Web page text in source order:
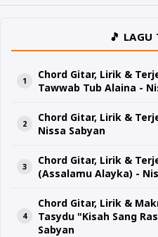
🎵 LAGU
Chord Gitar, Lirik &
Tawwab Tub Alaina -
Chord Gitar, Lirik &
Nissa Sabyan
Chord Gitar, Lirik &
(Assalamu Alayka) -
Chord Gitar, Lirik &
Tasydu "Kisah Sang
Sabyan